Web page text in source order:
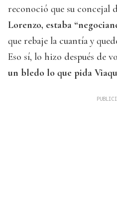
reconoció que su concejal
Lorenzo, estaba
que rebaje la cuantía y
Eso sí, lo hizo después de
un bledo lo que pida